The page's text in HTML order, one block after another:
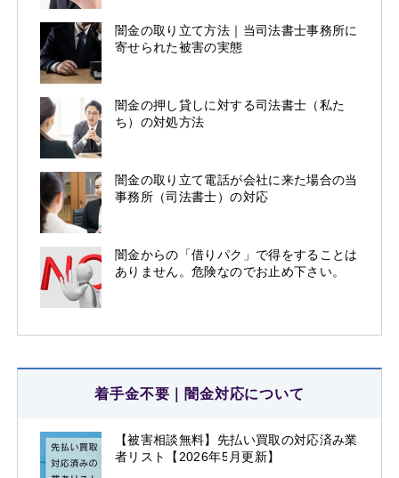
闇金の取り立て方法｜当司法書士事務所に
寄せられた被害の実態
闇金の押し貸しに対する司法書士（私た
ち）の対処方法
闇金の取り立て電話が会社に来た場合の当
事務所（司法書士）の対応
闇金からの「借りパク」で得をすることは
ありません。危険なのでお止め下さい。
着手金不要｜闇金対応について
【被害相談無料】先払い買取の対応済み業
者リスト【2026年5月更新】